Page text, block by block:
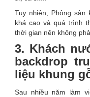
Tuy nhiên, Phông
khá cao và quá trình
thời gian nên không
3. Khách
backdrop
liệu khung
Sau nhiều năm làm